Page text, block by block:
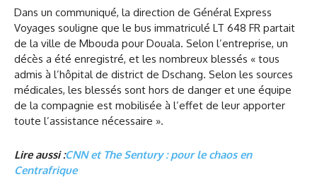
Dans un communiqué, la direction de Général Express
Voyages souligne que le bus immatriculé LT 648 FR partait
de la ville de Mbouda pour Douala. Selon l’entreprise, un
décès a été enregistré, et les nombreux blessés « tous
admis à l’hôpital de district de Dschang. Selon les sources
médicales, les blessés sont hors de danger et une équipe
de la compagnie est mobilisée à l’effet de leur apporter
toute l’assistance nécessaire ».
Lire aussi :CNN et The Sentury : pour le chaos en
Centrafrique